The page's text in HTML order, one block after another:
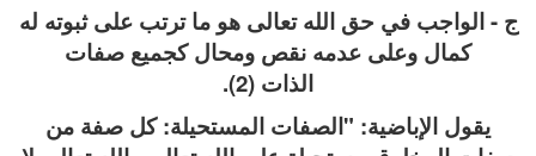
ج - الواجب في حق الله تعالى هو ما ترتب على ثبوته له
كمال وعلى عدمه نقص ومحال كجميع صفات
الذات (2).
يقول الإباضية: "الصفات المستحيلة: كل صفة من